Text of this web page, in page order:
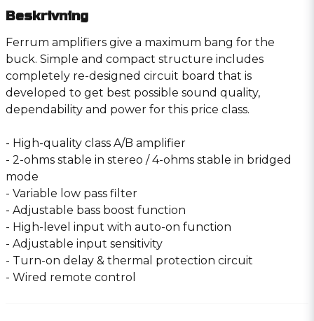
Beskrivning
Ferrum amplifiers give a maximum bang for the
buck. Simple and compact structure includes
completely re-designed circuit board that is
developed to get best possible sound quality,
dependability and power for this price class.
- High-quality class A/B amplifier
- 2-ohms stable in stereo / 4-ohms stable in bridged
mode
- Variable low pass filter
- Adjustable bass boost function
- High-level input with auto-on function
- Adjustable input sensitivity
- Turn-on delay & thermal protection circuit
- Wired remote control